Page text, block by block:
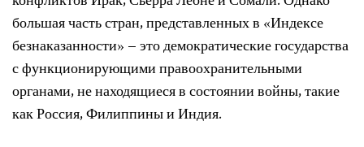
большая часть стран, представленных в «Индексе
безнаказанности» – это демократические государства
с функционирующими правоохранительными
органами, не находящиеся в состоянии войны, такие
как Россия, Филиппины и Индия.